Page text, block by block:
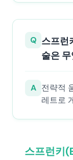
Q 스프런
술은
A 전략적
레트로
스프런키